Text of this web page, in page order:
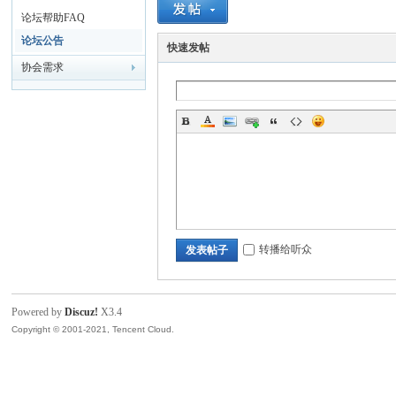
国
论坛帮助FAQ
论坛公告
协会需求
快速发帖
发表帖子 转播给听众
Powered byDiscuz! X3.4
Copyright © 2001-2021, Tencent Cloud.